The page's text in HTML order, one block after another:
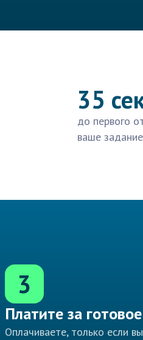
35
до первого
ваше задание
3
Платите за готовое
Оплачиваете, только если